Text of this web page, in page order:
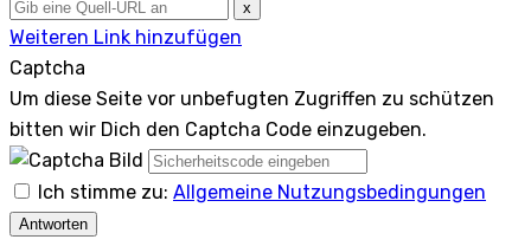
x
Weiteren Link hinzufügen
Captcha
Um diese Seite vor unbefugten Zugriffen zu schützen
bitten wir Dich den Captcha Code einzugeben.
Ich stimme zu: Allgemeine Nutzungsbedingungen
Antworten